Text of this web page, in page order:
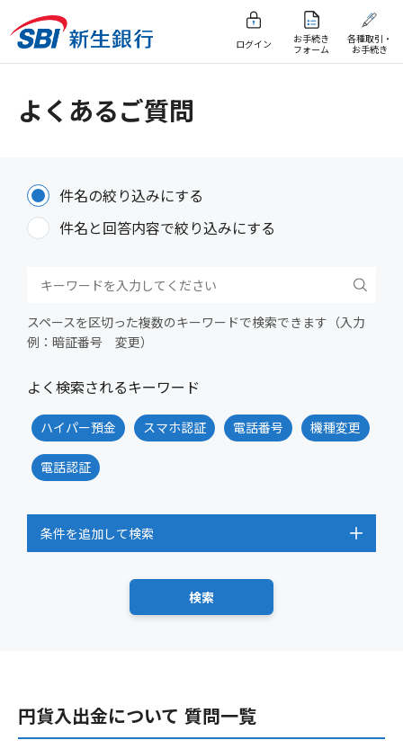
ログイン
お手続き
フォーム
各種取引・
お手続き
よくあるご質問
件名の絞り込みにする
件名と回答内容で絞り込みにする
スペースを区切った複数のキーワードで検索できます（入力
例：暗証番号 変更）
よく検索されるキーワード
ハイパー預金 スマホ認証 電話番号 機種変更
電話認証
条件を追加して検索
円貨入出金について 質問一覧